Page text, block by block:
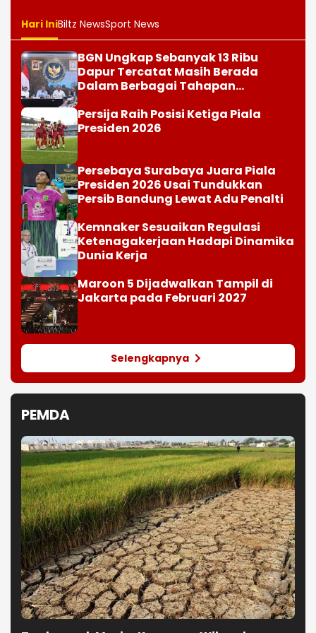
Hari IniBiltz NewsSport News
BGN Ungkap Sebanyak 13 Ribu
Dapur Tercatat Masih Berada
Dalam Berbagai Tahapan
Siap Beroperasi
Persija Raih Posisi Ketiga Piala
Presiden 2026
Persebaya Surabaya Juara Piala
Presiden 2026 Usai Tundukkan
Persib Bandung Lewat Adu Penalti
Kemnaker Sesuaikan Regulasi
Ketenagakerjaan Hadapi Dinamika
Dunia Kerja
Maroon 5 Dijadwalkan Tampil di
Jakarta pada Februari 2027
Selengkapnya
PEMDA